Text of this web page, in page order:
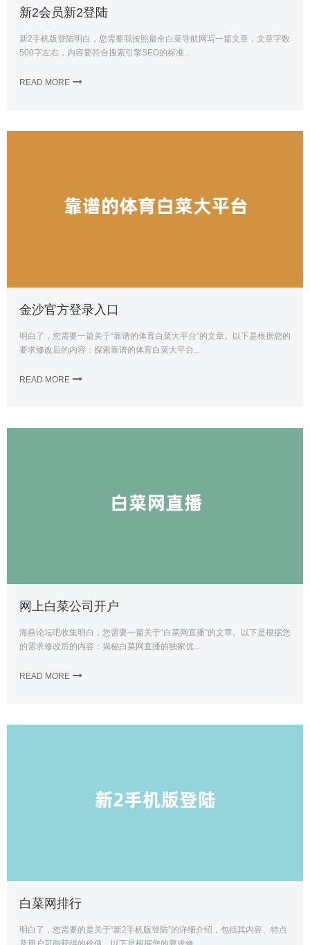
新2会员新2登陆
新2手机版登陆明白，您需要我按照最全白菜导航网写一篇文章，文章字数
500字左右，内容要符合搜索引擎SEO的标准...
READ MORE
金沙官方登录入口
明白了，您需要一篇关于“靠谱的体育白菜大平台”的文章。以下是根据您的
要求修改后的内容：探索靠谱的体育白菜大平台...
READ MORE
网上白菜公司开户
海燕论坛吧收集明白，您需要一篇关于“白菜网直播”的文章。以下是根据您
的需求修改后的内容：揭秘白菜网直播的独家优...
READ MORE
白菜网排行
明白了，您需要的是关于“新2手机版登陆”的详细介绍，包括其内容、特点